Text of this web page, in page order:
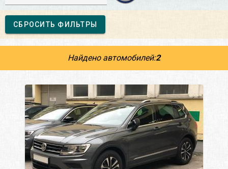
СБРОСИТЬ ФИЛЬТРЫ
Найдено автомобилей:2